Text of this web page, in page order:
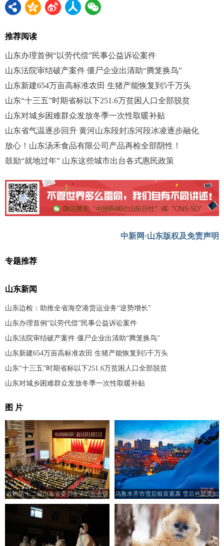
推荐阅读
山东办理首例“以劳代偿”民事公益诉讼案件
山东法院审结破产案件 僵尸企业出清助“腾笼换鸟”
山东新建654万亩高标准农田 生猪产能恢复到5千万头
山东“十三五”时期省标以下251.6万贫困人口全部脱贫
山东对城乡困难群众发放冬季一次性取暖补贴
山东省气温逐步回升 黄河山东段封冻河段冰凌逐步融化
放心！山东汤禾食品有限公司产品再检全部阴性！
鼓励“就地过年” 山东这些城市出台各式惠民政策
中新网·山东版权及免责声明
专题推荐
山东新闻
山东边检：助推全省海空港货运业务“逆势增长”
山东办理首例“以劳代偿”民事公益诉讼案件
山东法院审结破产案件 僵尸企业出清助“腾笼换鸟”
山东新建654万亩高标准农田 生猪产能恢复到5千万头
山东“十三五”时期省标以下251.6万贫困人口全部脱贫
山东对城乡困难群众发放冬季一次性取暖补贴
图 片
政协第十二届山东省委员会第四次会议
在济南开幕
乌鲁木齐市雪后银装素裹 雪后色景美如
画